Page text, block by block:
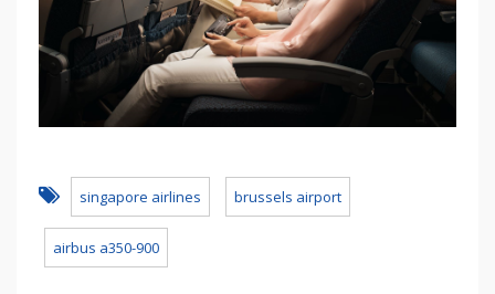
singapore airlines brussels airport
airbus a350-900